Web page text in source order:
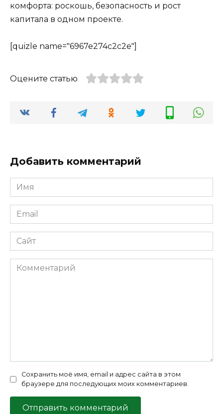
комфорта: роскошь, безопасность и рост
капитала в одном проекте.
[quizle name="6967e274c2c2e"]
Оцените статью
Добавить комментарий
Имя
*
Email
*
Сайт
Комментарий
Сохранить моё имя, email и адрес сайта в этом
браузере для последующих моих комментариев.